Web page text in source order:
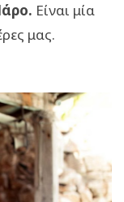
Είναι μία
μας.